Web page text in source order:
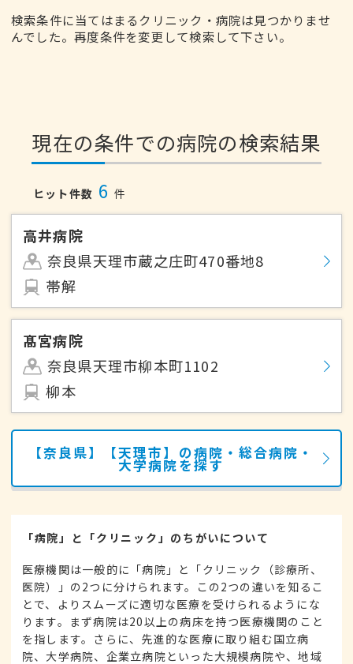
検索条件に当てはまるクリニック・病院は見つかりませ
んでした。再度条件を変更して検索して下さい。
現在の条件での病院の検索結果
ヒット件数 6 件
高井病院
奈良県天理市蔵之庄町470番地8
帯解
髙宮病院
奈良県天理市柳本町1102
柳本
【奈良県】【天理市】の病院・総合病院・
大学病院を探す
「病院」と「クリニック」のちがいについて
医療機関は一般的に「病院」と「クリニック（診療所、
医院）」の2つに分けられます。この2つの違いを知るこ
とで、よりスムーズに適切な医療を受けられるようにな
ります。まず病院は20以上の病床を持つ医療機関のこと
を指します。さらに、先進的な医療に取り組む国立病
院、大学病院、企業立病院といった大規模病院や、地域